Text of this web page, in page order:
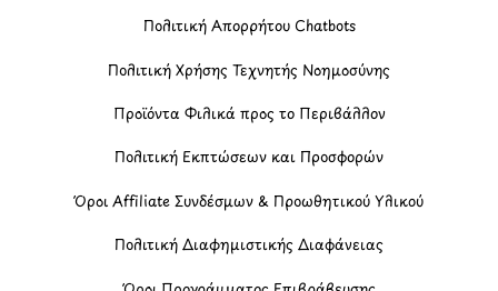
Πολιτική Απορρήτου Chatbots
Πολιτική Χρήσης Τεχνητής Νοημοσύνης
Προϊόντα Φιλικά προς το Περιβάλλον
Πολιτική Εκπτώσεων και Προσφορών
Όροι Affiliate Συνδέσμων & Προωθητικού Υλικού
Πολιτική Διαφημιστικής Διαφάνειας